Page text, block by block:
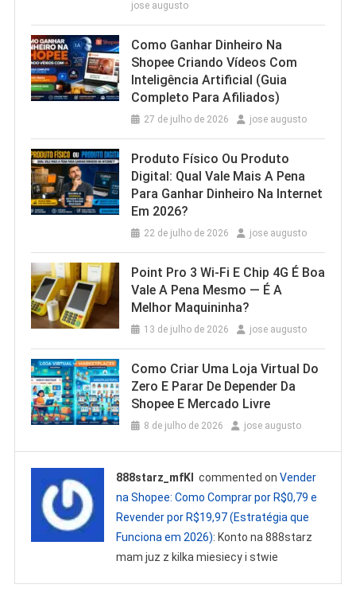
jose augusto
Como Ganhar Dinheiro Na
Shopee Criando Vídeos Com
Inteligência Artificial (Guia
Completo Para Afiliados)
27 de julho de 2026 jose augusto
Produto Físico Ou Produto
Digital: Qual Vale Mais A Pena
Para Ganhar Dinheiro Na Internet
Em 2026?
22 de julho de 2026 jose augusto
Point Pro 3 Wi‑Fi E Chip 4G É Boa
Vale A Pena Mesmo — É A
Melhor Maquininha?
13 de julho de 2026 jose augusto
Como Criar Uma Loja Virtual Do
Zero E Parar De Depender Da
Shopee E Mercado Livre
8 de julho de 2026 jose augusto
888starz_mfKl commented onVender
na Shopee: Como Comprar por R$0,79 e
Revender por R$19,97 (Estratégia que
Funciona em 2026): Konto na 888starz
mam juz z kilka miesiecy i stwie